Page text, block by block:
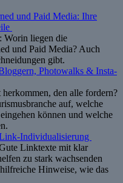
und Paid Media: Ihre
Worin liegen die
und Paid Media? Auch
gibt.
Photowalks & Insta-
den alle fordern?
auf, welche
können und welche
Individualisierung
Linktexte mit klar
zu stark wachsenden
Hinweise, wie das